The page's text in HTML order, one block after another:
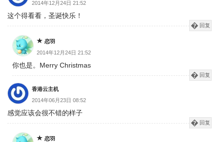
2014年12月24日 21:52
这个得看看，圣诞快乐！
回复
恋羽
2014年12月24日 21:52
你也是。Merry Christmas
回复
香港云主机
2014年06月23日 08:52
感觉应该会很不错的样子
回复
恋羽